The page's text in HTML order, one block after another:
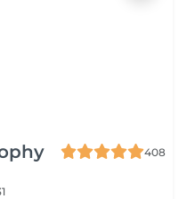
408